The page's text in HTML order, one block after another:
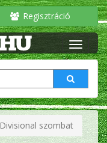
Regisztráció
Divisional szombat